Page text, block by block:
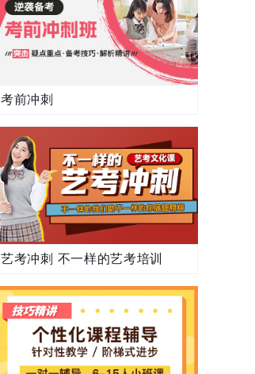
考前冲刺
艺考冲刺 不一样的艺考培训